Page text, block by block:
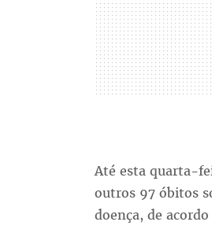
Até esta quarta-
outros 97 óbitos
doença, de